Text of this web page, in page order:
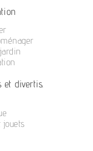
et divertis.
jouets